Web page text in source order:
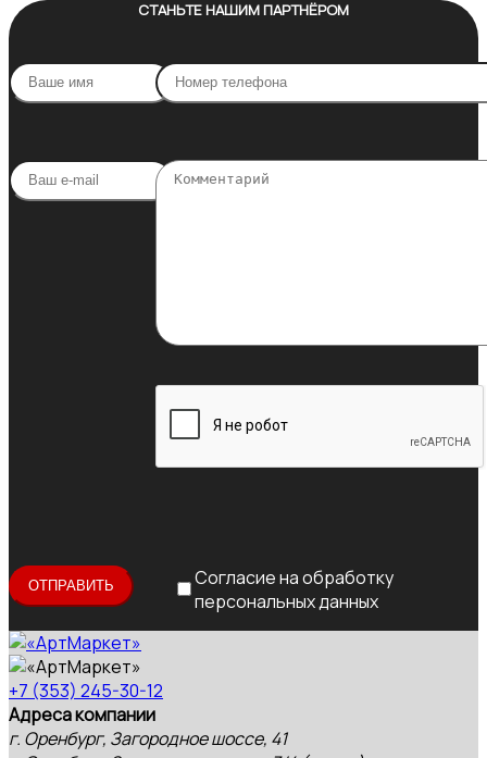
СТАНЬТЕ НАШИМ ПАРТНЁРОМ
Согласие на обработку
персональных данных
+7 (353) 245-30-12
Адреса компании
г. Оренбург, Загородное шоссе, 41